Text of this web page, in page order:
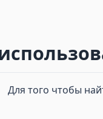
Для того чтобы